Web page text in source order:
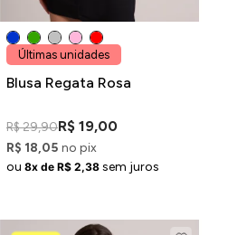
Últimas unidades
Blusa Regata Rosa
R$ 29,90R$ 19,00
R$ 18,05 no pix
ou 8x de R$ 2,38 sem juros